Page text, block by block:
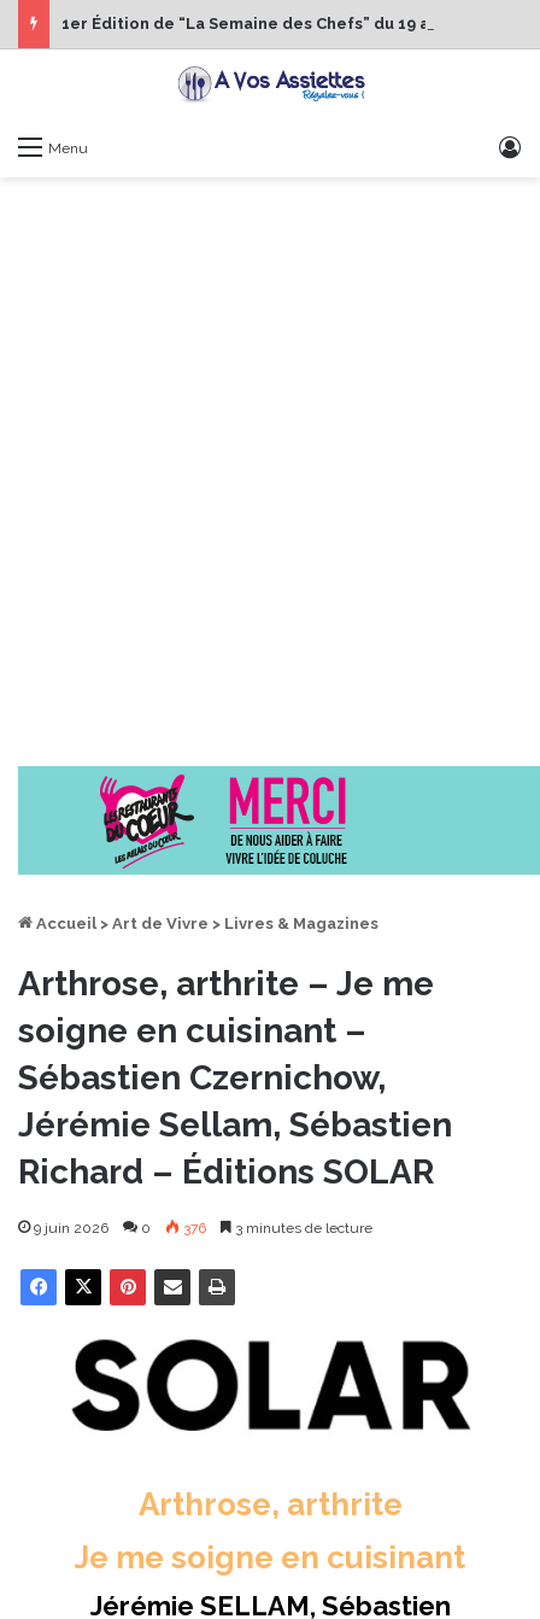
Menu
Accueil > Art de Vivre > Livres & Magazines
Arthrose, arthrite – Je me
soigne en cuisinant –
Sébastien Czernichow,
Jérémie Sellam, Sébastien
Richard – Éditions SOLAR
9 juin 2026 0 376 3 minutes de lecture
Arthrose, arthrite
Je me soigne en cuisinant
Jérémie SELLAM, Sébastien